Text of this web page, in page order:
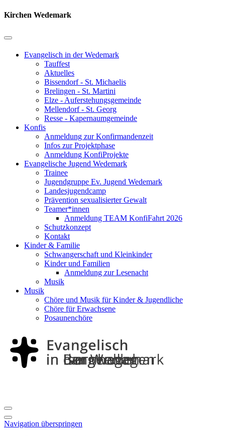
Kirchen Wedemark
Evangelisch in der Wedemark
Tauffest
Aktuelles
Bissendorf - St. Michaelis
Brelingen - St. Martini
Elze - Auferstehungsgemeinde
Mellendorf - St. Georg
Resse - Kapernaumgemeinde
Konfis
Anmeldung zur Konfirmandenzeit
Infos zur Projektphase
Anmeldung KonfiProjekte
Evangelische Jugend Wedemark
Trainee
Jugendgruppe Ev. Jugend Wedemark
Landesjugendcamp
Prävention sexualisierter Gewalt
Teamer*innen
Anmeldung TEAM KonfiFahrt 2026
Schutzkonzept
Kontakt
Kinder & Familie
Schwangerschaft und Kleinkinder
Kinder und Familien
Anmeldung zur Lesenacht
Musik
Musik
Chöre und Musik für Kinder & Jugendliche
Chöre für Erwachsene
Posaunenchöre
Navigation überspringen